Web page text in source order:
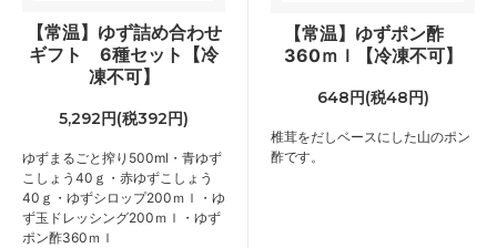
【常温】ゆず詰め合わせ
ギフト 6種セット【冷
凍不可】
5,292円(税392円)
ゆずまるごと搾り500ml・青ゆず
こしょう40ｇ・赤ゆずこしょう
40ｇ・ゆずシロップ200ｍｌ・ゆ
ず玉ドレッシング200ｍｌ・ゆず
ポン酢360ｍｌ
【常温】ゆずポン酢
360ｍｌ【冷凍不可】
648円(税48円)
椎茸をだしベースにした山のポン
酢です。